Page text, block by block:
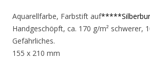
Aquarellfarbe, Farbstift auf
Handgeschöpft, ca. 170 g/m² schwerer,
Gefährliches.
155 x 210 mm